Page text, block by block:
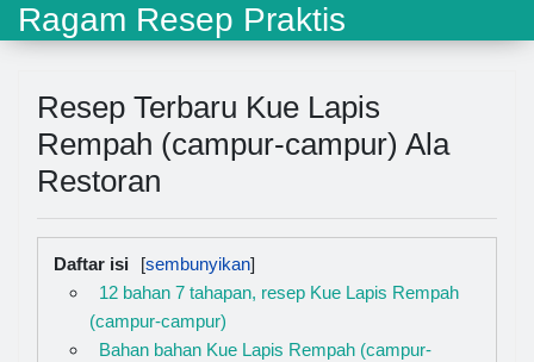
Ragam Resep Praktis
Resep Terbaru Kue Lapis
Rempah (campur-campur) Ala
Restoran
Daftar isi
12 bahan 7 tahapan, resep Kue Lapis Rempah
(campur-campur)
Bahan bahan Kue Lapis Rempah (campur-